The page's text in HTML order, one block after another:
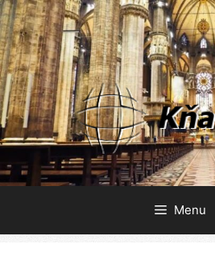
Preskočiť
na
obsah
Menu